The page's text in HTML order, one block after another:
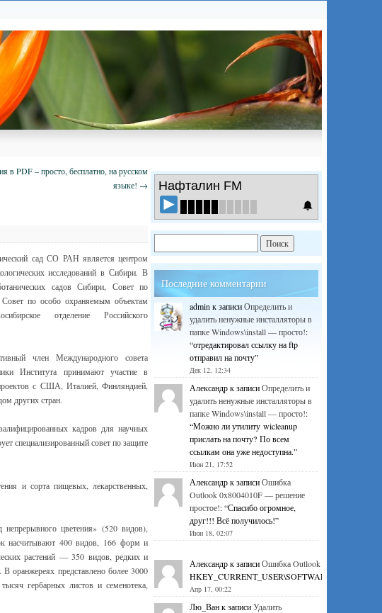
в PDF – просто, бесплатно, на русском
языке! →
сад СО РАН является центром
исследований в Сибири. В
садов Сибири, Совет по
по особо охраняемым объектам
отделение Российского
член Международного совета
Института принимают участие в
с США, Италией, Финляндией,
других стран.
кадров для научных
специализированный совет по защите
и сорта пищевых, лекарственных,
цветения» (520 видов),
насчитывают 400 видов, 166 форм и
растений — 350 видов, редких и
представлено более 3000
гербарных листов и семенотека,
Нафталин FM
Последние комментарии
admin к записиОпределить и
удалить ненужные инсталляторы в
папке Windows\install — просто!:
“отредактировал ссылку на ftp
отправил на почту”
Дек 12, 12:34
Александрк записиОпределить и
удалить ненужные инсталляторы в
папке Windows\install — просто!:
“Можно ли утилиту wicleanup
прислать на почту? По всем
ссылкам она уже недоступна.”
Июн 21, 17:52
Александрк записиОшибка
Outlook 0x8004010F — решение
простое!: “Спасибо огромное,
друг!!! Всё получилось!”
Июн 18, 02:07
Александрк записиОшибка Outlook 0x8004010F —
Апр 17, 00:22
Лю_Ванк записиУдалить